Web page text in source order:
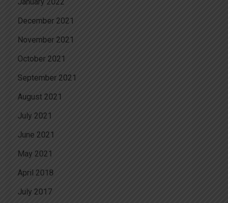
December 2021
November 2021
October 2021
September 2021
August 2021
July 2021
June 2021
May 2021
April 2018
July 2017